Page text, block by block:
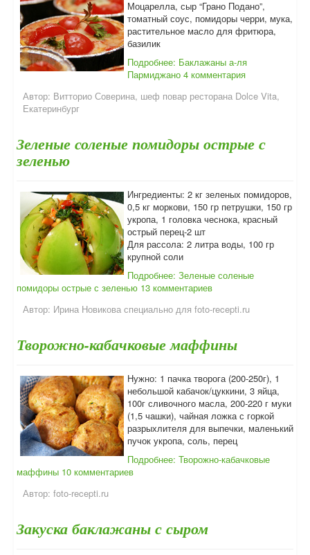
Моцарелла, сыр “Грано Подано”,
томатный соус, помидоры черри, мука,
растительное масло для фритюра,
базилик
Подробнее: Баклажаны а-ля
Пармиджано 4 комментария
Автор: Витторио Соверина, шеф повар ресторана Dolce Vita,
Екатеринбург
Зеленые соленые помидоры острые с
зеленью
Ингредиенты: 2 кг зеленых помидоров,
0,5 кг моркови, 150 гр петрушки, 150 гр
укропа, 1 головка чеснока, красный
острый перец-2 шт
Для рассола: 2 литра воды, 100 гр
крупной соли
Подробнее: Зеленые соленые
помидоры острые с зеленью 13 комментариев
Автор: Ирина Новикова специально для foto-recepti.ru
Творожно-кабачковые маффины
Нужно: 1 пачка творога (200-250г), 1
небольшой кабачок/цуккини, 3 яйца,
100г сливочного масла, 200-220 г муки
(1,5 чашки), чайная ложка с горкой
разрыхлителя для выпечки, маленький
пучок укропа, соль, перец
Подробнее: Творожно-кабачковые
маффины 10 комментариев
Автор: foto-recepti.ru
Закуска баклажаны с сыром